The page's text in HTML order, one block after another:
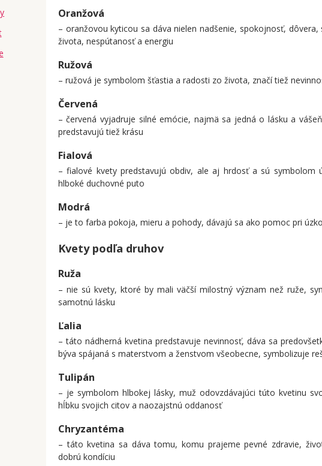
Oranžová
– oranžovou kyticou sa dáva nielen nadšenie, spokojnosť,
života, nespútanosť a energiu
Ružová
– ružová je symbolom šťastia a radosti zo života, značí tiež
Červená
– červená vyjadruje silné emócie, najmä sa jedná o lásku a
predstavujú tiež krásu
Fialová
– fialové kvety predstavujú obdiv, ale aj hrdosť a sú symbolom
hlboké duchovné puto
Modrá
– je to farba pokoja, mieru a pohody, dávajú sa ako pomoc pri
Kvety podľa druhov
Ruža
– nie sú kvety, ktoré by mali väčší milostný význam než ruže,
samotnú lásku
Ľalia
– táto nádherná kvetina predstavuje nevinnosť, dáva sa
býva spájaná s materstvom a ženstvom všeobecne, symbolizuje
Tulipán
– je symbolom hlbokej lásky, muž odovzdávajúci túto kvetinu
hĺbku svojich citov a naozajstnú oddanosť
Chryzantéma
– táto kvetina sa dáva tomu, komu prajeme pevné zdravie,
dobrú kondíciu